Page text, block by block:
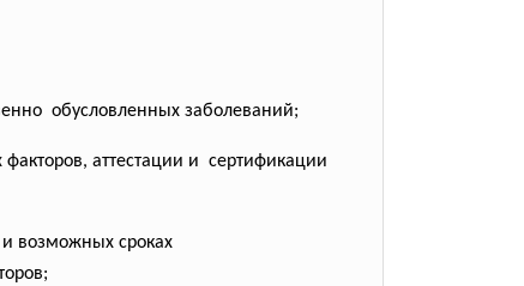
обусловленных заболеваний;
аттестации и сертификации
возможных сроках